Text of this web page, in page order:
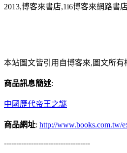
2013,博客來書店,1i6博客來網路書
本站圖文皆引用自博客來,圖文所有
商品訊息簡述:
中國歷代帝王之謎
商品網址: http://www.books.com.tw/
-----------------------------------